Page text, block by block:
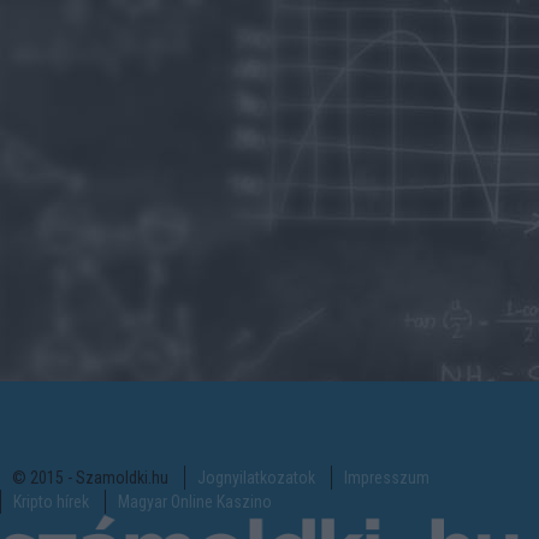
© 2015 - Szamoldki.hu Jognyilatkozatok
Impresszum
Kripto hírek
Magyar Online Kaszino